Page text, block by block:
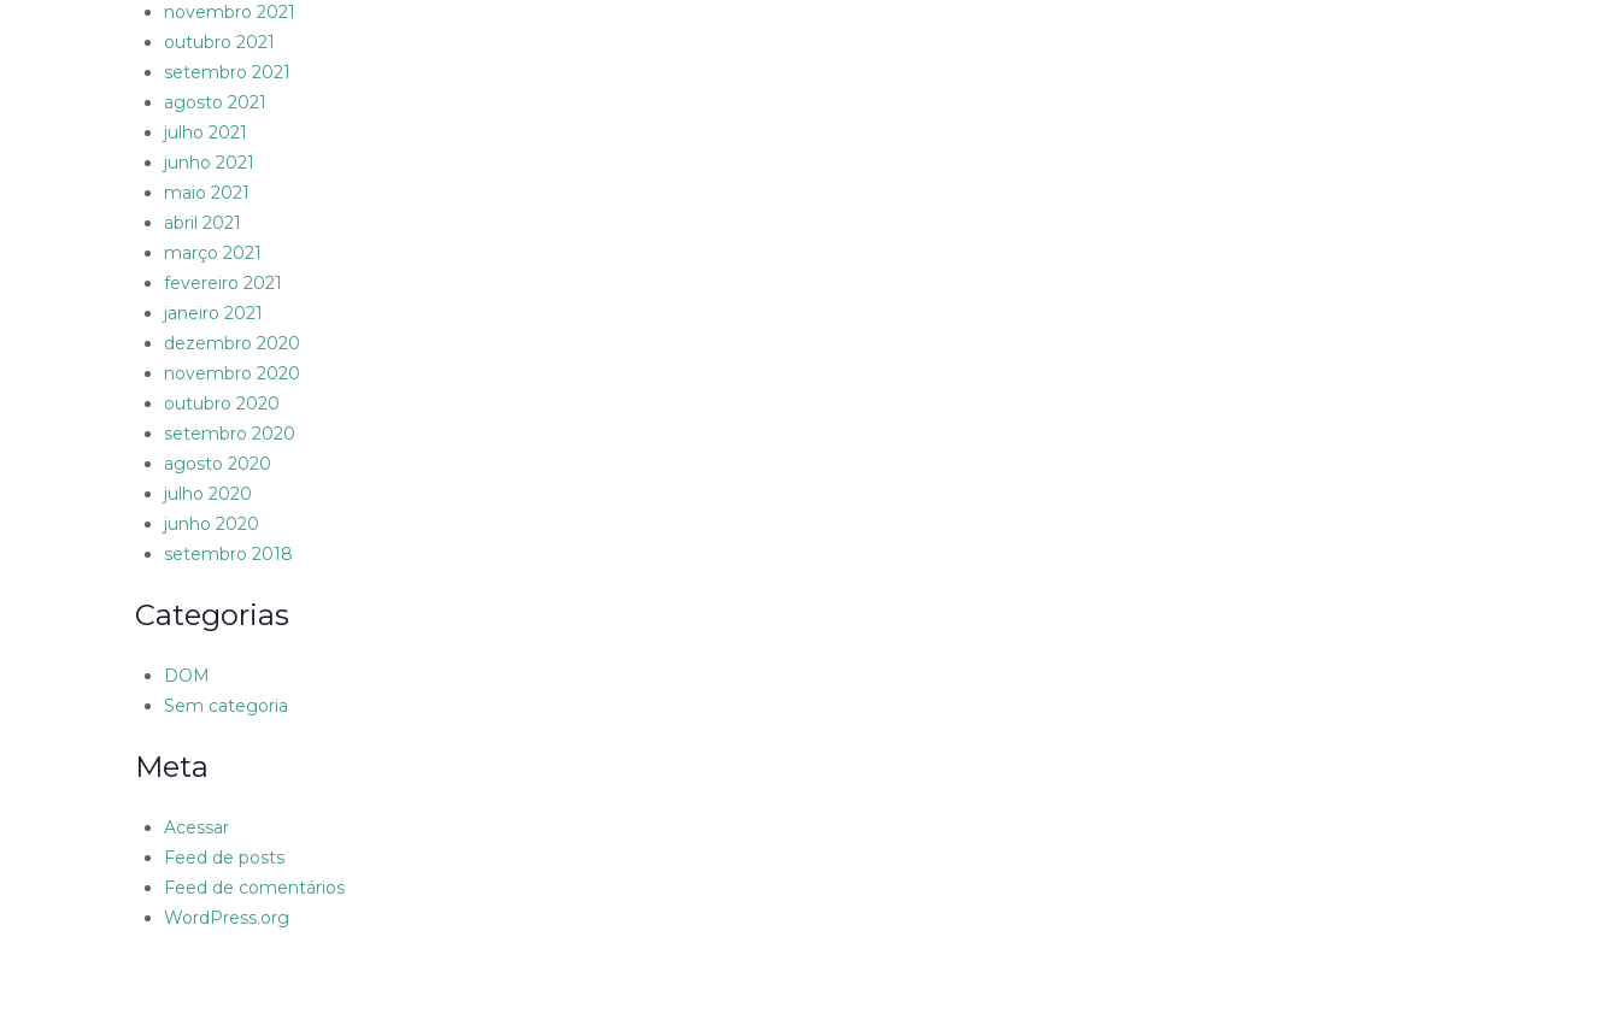
novembro 2021
outubro 2021
setembro 2021
agosto 2021
julho 2021
junho 2021
maio 2021
abril 2021
março 2021
fevereiro 2021
janeiro 2021
dezembro 2020
novembro 2020
outubro 2020
setembro 2020
agosto 2020
julho 2020
junho 2020
setembro 2018
Categorias
DOM
Sem categoria
Meta
Acessar
Feed de posts
Feed de comentários
WordPress.org